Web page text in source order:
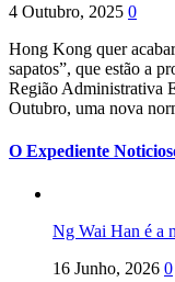
4 Outubro, 2025 0
Hong Kong quer
sapatos”, que estão a
Região Administrativa
Outubro, uma nova
O Expediente
Ng Wai Han é a
16 Junho, 2026 0